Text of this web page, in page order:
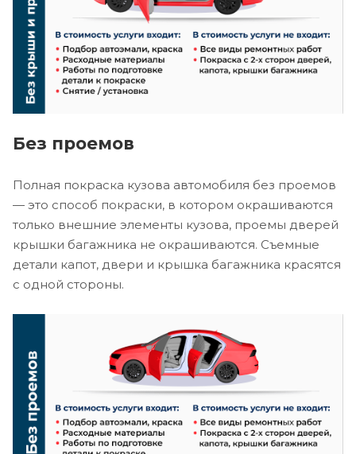
Без проемов
Полная покраска кузова автомобиля без проемов
— это способ покраски, в котором окрашиваются
только внешние элементы кузова, проемы дверей
крышки багажника не окрашиваются. Съемные
детали капот, двери и крышка багажника красятся
с одной стороны.